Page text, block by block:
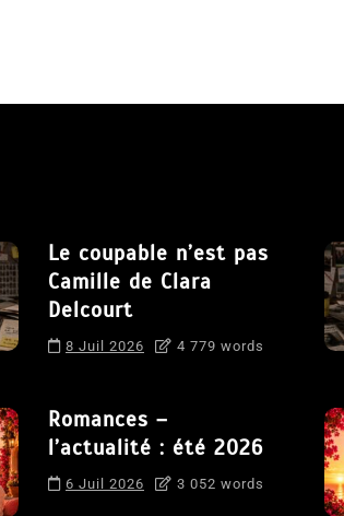
Le coupable n’est pas
Camille de Clara
Delcourt
8 Juil 2026 4 779 words
Romances –
l’actualité : été 2026
6 Juil 2026 3 052 words